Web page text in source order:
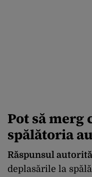
Pot să merg
spălătoria
Răspunsul
deplasările la